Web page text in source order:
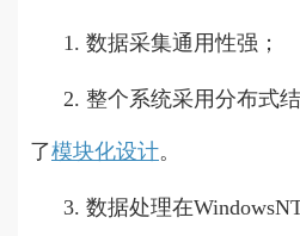
1. 数据采集通用性强；
2. 整个系统采用分布式
了模块化设计。
3. 数据处理在